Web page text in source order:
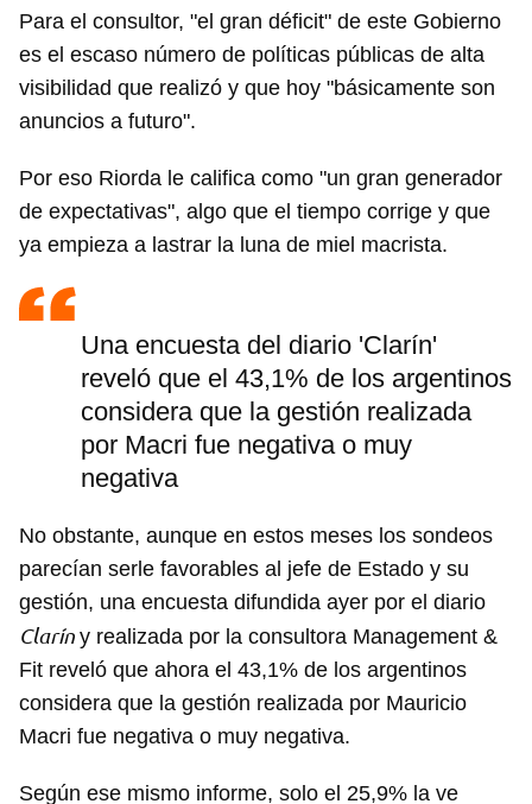
Guardar como favorito
Para poder guardar como favorito, primero has de
INICIAR SESIÓN CANCELAR
Para el consultor, "el gran déficit" de este Gobierno
es el escaso número de políticas públicas de alta
visibilidad que realizó y que hoy "básicamente son
anuncios a futuro".
Por eso Riorda le califica como "un gran generador
de expectativas", algo que el tiempo corrige y que
ya empieza a lastrar la luna de miel macrista.
Una encuesta del diario 'Clarín'
reveló que el 43,1% de los argentinos
considera que la gestión realizada
por Macri fue negativa o muy
negativa
No obstante, aunque en estos meses los sondeos
parecían serle favorables al jefe de Estado y su
gestión, una encuesta difundida ayer por el diario
Clarín y realizada por la consultora Management &
Fit reveló que ahora el 43,1% de los argentinos
considera que la gestión realizada por Mauricio
Macri fue negativa o muy negativa.
Según ese mismo informe, solo el 25,9% la ve